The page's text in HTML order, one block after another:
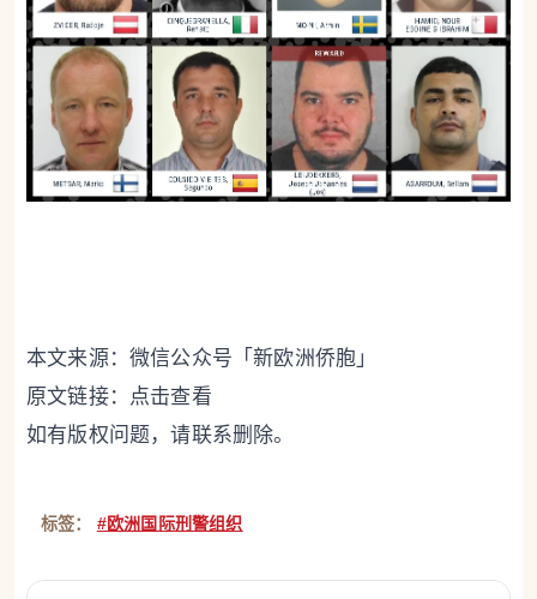
本文来源：微信公众号「新欧洲侨胞」
原文链接： 点击查看
如有版权问题，请联系删除。
标签： #欧洲国际刑警组织